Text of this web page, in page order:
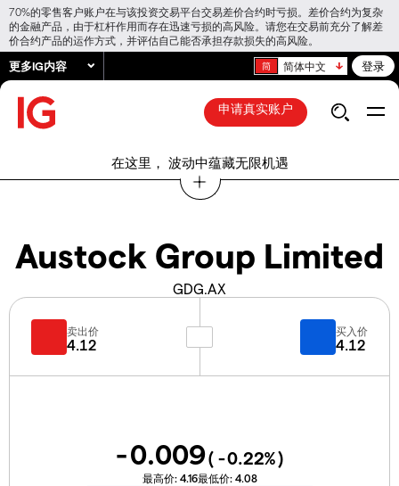
70%的零售客户账户在与该投资交易平台交易差价合约时亏损。差价合约为复杂
的金融产品，由于杠杆作用而存在迅速亏损的高风险。请您在交易前充分了解差
价合约产品的运作方式，并评估自己能否承担存款损失的高风险。
更多IG内容 简体中文 登录
申请真实账户
在这里， 波动中蕴藏无限机遇
Austock Group Limited
GDG.AX
卖出价
4.12
买入价
4.12
-0.009( -0.22%)
最高价: 4.16最低价: 4.08